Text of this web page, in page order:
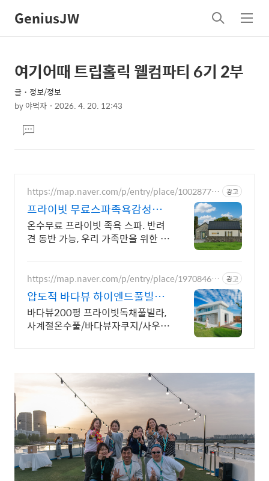
GeniusJW
검
색
메
뉴
상
세
컨
텐
츠
본
제
목
여기어때 트립홀릭 웰컴파티 6기 2부
글・정보/정보
by야먹자 2026. 4. 20. 12:43
문댓
글
https://map.naver.com/p/entry/place/10028778 광고
프라이빗 무료스파족욕감성숙
소 제주 돌담감성, 반려견 환영
온수무료 프라이빗 족욕 스파. 반려
견 동반 가능, 우리 가족만을 위한 힐
이, 야외 바베큐
https://map.naver.com/p/entry/place/19708468
86
광고
압도적 바다뷰 하이엔드풀빌라
바다뷰 자쿠지 상시 무료
바다뷰200평 프라이빗독채풀빌라,
사계절온수풀/바다뷰자쿠지/사우